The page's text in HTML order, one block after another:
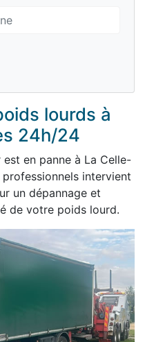
lourds à
24h/24
en panne à La Celle-
intervient
un dépannage et
de votre poids lourd.